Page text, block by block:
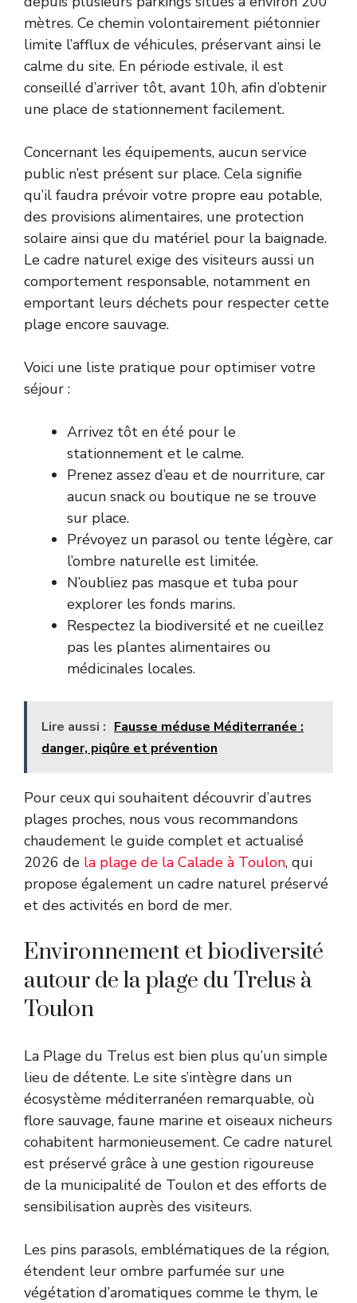
mètres. Ce chemin volontairement piétonnier
limite l’afflux de véhicules, préservant ainsi le
calme du site. En période estivale, il est
conseillé d’arriver tôt, avant 10h, afin d’obtenir
une place de stationnement facilement.
Concernant les équipements, aucun service
public n’est présent sur place. Cela signifie
qu’il faudra prévoir votre propre eau potable,
des provisions alimentaires, une protection
solaire ainsi que du matériel pour la baignade.
Le cadre naturel exige des visiteurs aussi un
comportement responsable, notamment en
emportant leurs déchets pour respecter cette
plage encore sauvage.
Voici une liste pratique pour optimiser votre
séjour :
Arrivez tôt en été pour le
stationnement et le calme.
Prenez assez d’eau et de nourriture, car
aucun snack ou boutique ne se trouve
sur place.
Prévoyez un parasol ou tente légère, car
l’ombre naturelle est limitée.
N’oubliez pas masque et tuba pour
explorer les fonds marins.
Respectez la biodiversité et ne cueillez
pas les plantes alimentaires ou
médicinales locales.
Lire aussi : Fausse méduse Méditerranée :
danger, piqûre et prévention
Pour ceux qui souhaitent découvrir d’autres
plages proches, nous vous recommandons
chaudement le guide complet et actualisé
2026 de la plage de la Calade à Toulon, qui
propose également un cadre naturel préservé
et des activités en bord de mer.
Environnement et biodiversité
autour de la plage du Trelus à
Toulon
La Plage du Trelus est bien plus qu’un simple
lieu de détente. Le site s’intègre dans un
écosystème méditerranéen remarquable, où
flore sauvage, faune marine et oiseaux nicheurs
cohabitent harmonieusement. Ce cadre naturel
est préservé grâce à une gestion rigoureuse
de la municipalité de Toulon et des efforts de
sensibilisation auprès des visiteurs.
Les pins parasols, emblématiques de la région,
étendent leur ombre parfumée sur une
végétation d’aromatiques comme le thym, le